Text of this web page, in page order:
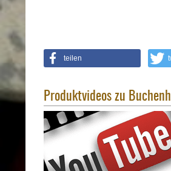
teilen
Produktvideos zu